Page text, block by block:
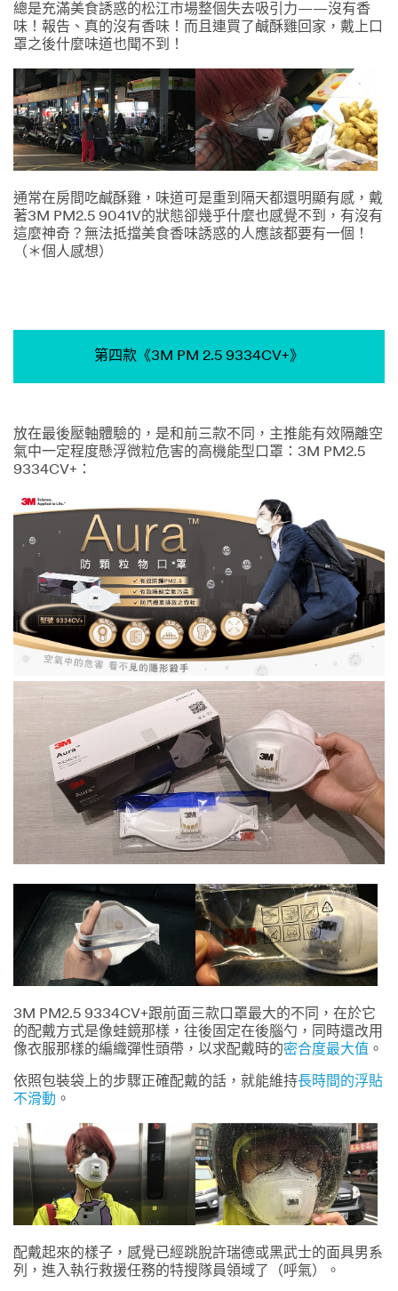
總是充滿美食誘惑的松江市場整個失去吸引力——沒有香
味！報告、真的沒有香味！而且連買了鹹酥雞回家，戴上口
罩之後什麼味道也聞不到！
通常在房間吃鹹酥雞，味道可是重到隔天都還明顯有感，戴
著3M PM2.5 9041V的狀態卻幾乎什麼也感覺不到，有沒有
這麼神奇？無法抵擋美食香味誘惑的人應該都要有一個！
（＊個人感想）
第四款《3M PM 2.5 9334CV+》
放在最後壓軸體驗的，是和前三款不同，主推能有效隔離空
氣中一定程度懸浮微粒危害的高機能型口罩：3M PM2.5
9334CV+：
3M PM2.5 9334CV+跟前面三款口罩最大的不同，在於它
的配戴方式是像蛙鏡那樣，往後固定在後腦勺，同時還改用
像衣服那樣的編織彈性頭帶，以求配戴時的密合度最大值 。
依照包裝袋上的步驟正確配戴的話，就能維持長時間的浮貼
不滑動 。
配戴起來的樣子，感覺已經跳脫許瑞德或黑武士的面具男系
列，進入執行救援任務的特搜隊員領域了（呼氣）。